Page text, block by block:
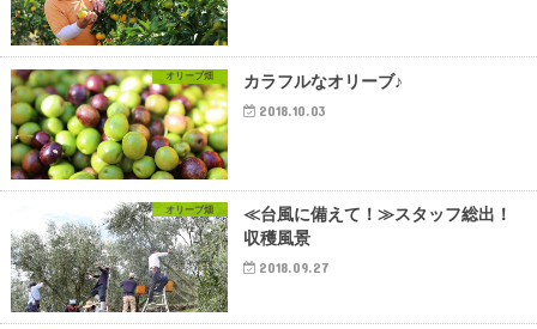
オリーブ畑 カラフルなオリーブ♪
2018.10.03
オリーブ畑
≪台風に備えて！≫スタッフ総出！
収穫風景
2018.09.27